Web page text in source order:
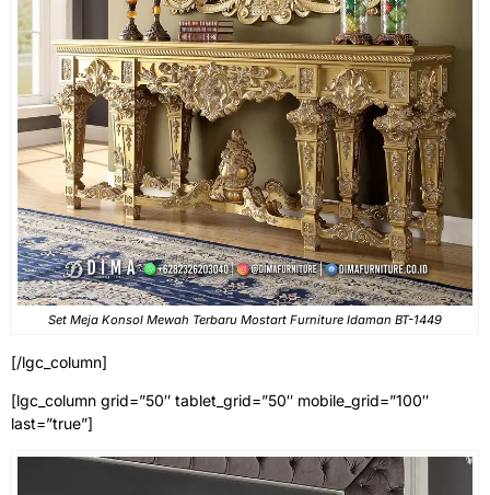
Set Meja Konsol Mewah Terbaru Mostart Furniture Idaman BT-1449
[/lgc_column]
[lgc_column grid=”50″ tablet_grid=”50″ mobile_grid=”100″
last=”true”]